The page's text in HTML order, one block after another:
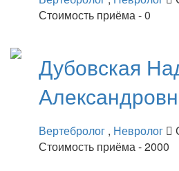
Стоимость приёма - 0
Дубовская
Вертебролог , Невролог
Стоимость приёма - 2000